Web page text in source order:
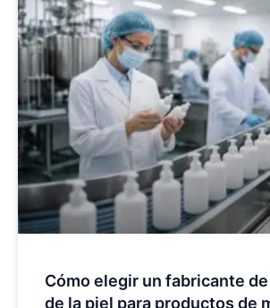
Cómo elegir un fabricante
de la piel para productos de